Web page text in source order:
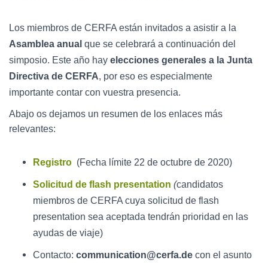
Los miembros de CERFA están invitados a asistir a la
Asamblea anual que se celebrará a continuación del
simposio. Este año hay elecciones generales a la Junta
Directiva de CERFA, por eso es especialmente
importante contar con vuestra presencia.
Abajo os dejamos un resumen de los enlaces más
relevantes:
Registro (Fecha límite 22 de octubre de 2020)
Solicitud de flash presentation (candidatos
miembros de CERFA cuya solicitud de flash
presentation sea aceptada tendrán prioridad en las
ayudas de viaje)
Contacto: communication@cerfa.de con el asunto